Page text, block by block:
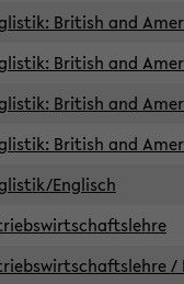
British and
British and
British and
British and
Englisch
/